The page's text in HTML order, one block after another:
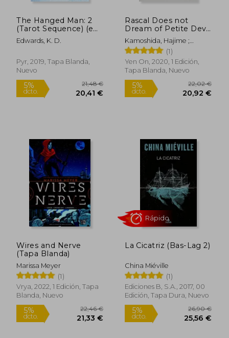
5%
dcto.
The Hanged Man: 2
(Tarot Sequence) (en
Inglés)
Edwards, K. D.
Pyr, 2019, Tapa Blanda,
Nuevo
5%
dcto. 20,41 €
Rascal Does not
Dream of Petite Devil
Kouhai (Light Novel):
2 (en Inglés)
Kamoshida, Hajime ;
Mizoguchi, Keji
(1)
Yen On, 2020, 1 Edición,
Tapa Blanda, Nuevo
5%
dcto. 20,92
Wires and Nerve
(Tapa Blanda)
Marissa Meyer
(1)
Vrya, 2022, 1 Edición, Tapa
Blanda, Nuevo
La Cicatriz (Bas-Lag 2)
China Miéville
(1)
Ediciones B, S.A., 2017, 00
Edición, Tapa Dura, Nuevo